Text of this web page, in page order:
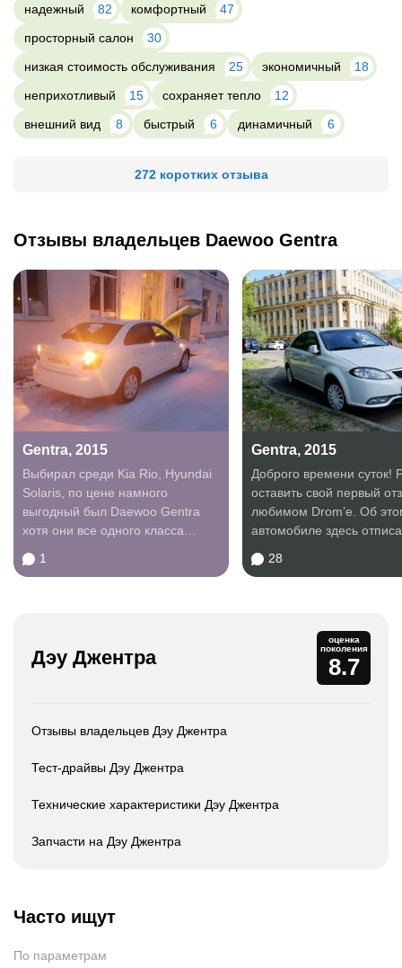
надежный 82 комфортный
47
просторный салон
30
низкая стоимость обслуживания
25 экономичный
18
неприхотливый
15 сохраняет тепло
12
внешний вид
8 быстрый 6 динамичный 6
272 коротких отзыва
Отзывы владельцев Daewoo Gentra
Gentra, 2015
Выбирал среди Kia Rio, Hyundai
Solaris, по цене намного
выгодный был Daewoo Gentra
хотя они все одного класса
1
Gentra, 2015
Доброго времени суток!
оставить свой первый
любимом Drom’е. Об
автомобиле здесь
28
Дэу Джентра
оценка
поколения
8.7
Отзывы владельцев Дэу Джентра
Тест-драйвы Дэу Джентра
Технические характеристики Дэу Джентра
Запчасти на Дэу Джентра
Часто ищут
По параметрам